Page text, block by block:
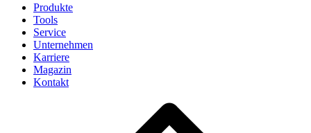
Produkte
Tools
Service
Unternehmen
Karriere
Magazin
Kontakt